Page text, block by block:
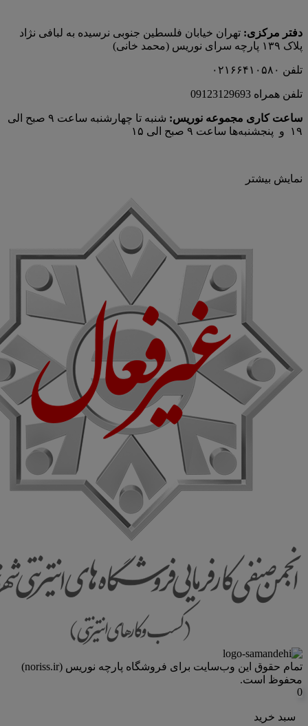
دفتر مرکزی: تهران خیابان فلسطین جنوبی نرسیده به لبافی نژاد
پلاک ۱۳۹ پارچه‌ سرای نوريس (محمد خانی)
تلفن ۰۲۱۶۶۴۱۰۵۸۰
تلفن همراه 09123129693
ساعت کاری مجموعه نوریس:
شنبه تا چهارشنبه ساعت ۹ صبح الی
۱۹ و پنجشنبه‌ها ساعت ۹ صبح الی ۱۵
نمایش بیشتر
تمام حقوق اين وب‌سايت برای فروشگاه پارچه نوریس (noriss.ir)
محفوظ است.
0
سبد خرید